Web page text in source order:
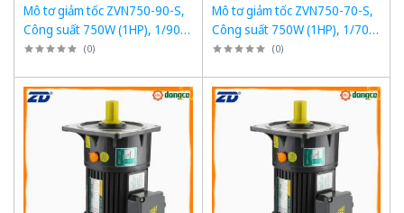
Mô tơ giảm tốc ZVN750-90-S,
Công suất 750W (1HP), 1/90,
Chân đế
(0)
Mô tơ giảm tốc ZVN750-70-S,
Công suất 750W (1HP), 1/70,
Chân đế
(0)